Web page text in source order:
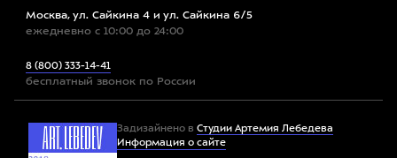
Москва, ул. Сайкина 4 и ул. Сайкина 6/5
ежедневно с 10:00 до 24:00
8 (800) 333-14-41
бесплатный звонок по России
Задизайнено в Студии Артемия Лебедева
Информация о сайте